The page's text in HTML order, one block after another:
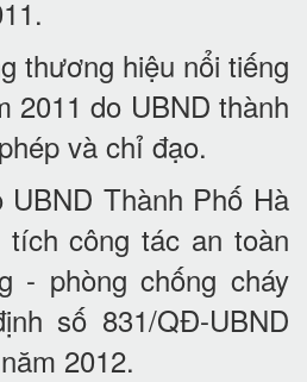
thương hiệu nổi tiếng
2011 do UBND thành
và chỉ đạo.
Thành Phố Hà
công tác an toàn
- phòng chống cháy
số 831/QĐ-UBND
2012.